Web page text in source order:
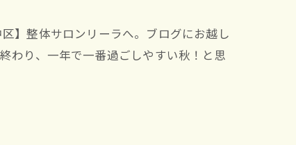
】整体サロンリーラへ。ブログにお越し
わり、一年で一番過ごしやすい秋！と思